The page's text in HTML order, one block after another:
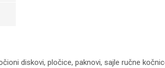
diskovi, pločice, paknovi, sajle ručne